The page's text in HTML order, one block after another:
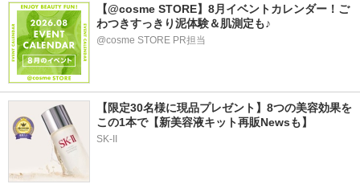
【@cosme STORE】8月イベントカレンダー！ご
わつきすっきり泥体験＆肌測定も♪
@cosme STORE PR担当
【限定30名様に現品プレゼント】8つの美容効果を
この1本で【新美容液キット再販Newsも】
SK-II